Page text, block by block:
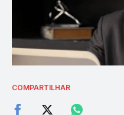
COMPARTILHAR